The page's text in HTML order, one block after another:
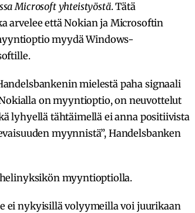
Microsoft yhteistyöstä. Tätä
arvelee että Nokian ja Microsoftin
myydä Windows-
mielestä paha signaali
on myyntioptio, on neuvottelut
lyhyellä tähtäimellä ei anna positiivista
myynnistä”, Handelsbanken
myyntioptiolla.
ei nykyisillä volyymeilla voi juurikaan